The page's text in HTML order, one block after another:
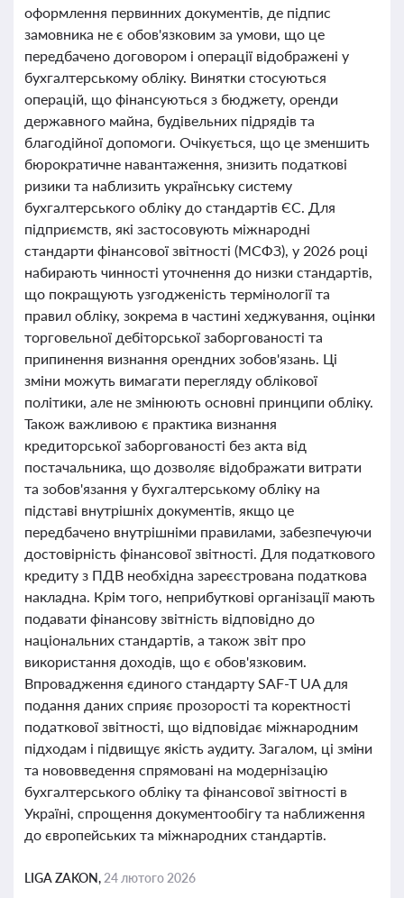
оформлення первинних документів, де підпис
замовника не є обов'язковим за умови, що це
передбачено договором і операції відображені у
бухгалтерському обліку. Винятки стосуються
операцій, що фінансуються з бюджету, оренди
державного майна, будівельних підрядів та
благодійної допомоги. Очікується, що це зменшить
бюрократичне навантаження, знизить податкові
ризики та наблизить українську систему
бухгалтерського обліку до стандартів ЄС. Для
підприємств, які застосовують міжнародні
стандарти фінансової звітності (МСФЗ), у 2026 році
набирають чинності уточнення до низки стандартів,
що покращують узгодженість термінології та
правил обліку, зокрема в частині хеджування, оцінки
торговельної дебіторської заборгованості та
припинення визнання орендних зобов'язань. Ці
зміни можуть вимагати перегляду облікової
політики, але не змінюють основні принципи обліку.
Також важливою є практика визнання
кредиторської заборгованості без акта від
постачальника, що дозволяє відображати витрати
та зобов'язання у бухгалтерському обліку на
підставі внутрішніх документів, якщо це
передбачено внутрішніми правилами, забезпечуючи
достовірність фінансової звітності. Для податкового
кредиту з ПДВ необхідна зареєстрована податкова
накладна. Крім того, неприбуткові організації мають
подавати фінансову звітність відповідно до
національних стандартів, а також звіт про
використання доходів, що є обов'язковим.
Впровадження єдиного стандарту SAF-T UA для
подання даних сприяє прозорості та коректності
податкової звітності, що відповідає міжнародним
підходам і підвищує якість аудиту. Загалом, ці зміни
та нововведення спрямовані на модернізацію
бухгалтерського обліку та фінансової звітності в
Україні, спрощення документообігу та наближення
до європейських та міжнародних стандартів.
LIGA ZAKON, 24 лютого 2026